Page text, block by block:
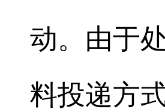
动。由于
料投递方